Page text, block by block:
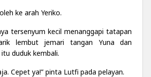
ke arah Yeriko.
tersenyum kecil menanggapi tatapan
lembut jemari tangan Yuna dan
duduk kembali.
Cepet ya!” pinta Lutfi pada pelayan.